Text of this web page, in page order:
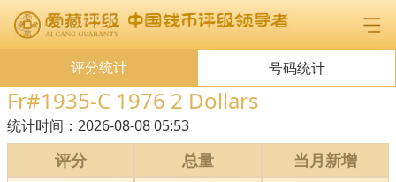
评分统计 号码统计
Fr#1935-C 1976 2 Dollars
统计时间： 2026-08-08 05:53
评分 总量
当月新增